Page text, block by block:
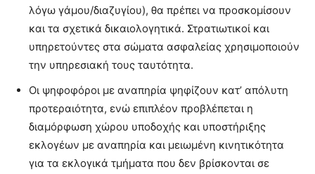
λόγω γάμου/διαζυγίου), θα πρέπει να προσκομίσουν
και τα σχετικά δικαιολογητικά. Στρατιωτικοί και
υπηρετούντες στα σώματα ασφαλείας χρησιμοποιούν
την υπηρεσιακή τους ταυτότητα.
Οι ψηφοφόροι με αναπηρία ψηφίζουν κατ’ απόλυτη
προτεραιότητα, ενώ επιπλέον προβλέπεται η
διαμόρφωση χώρου υποδοχής και υποστήριξης
εκλογέων με αναπηρία και μειωμένη κινητικότητα
για τα εκλογικά τμήματα που δεν βρίσκονται σε